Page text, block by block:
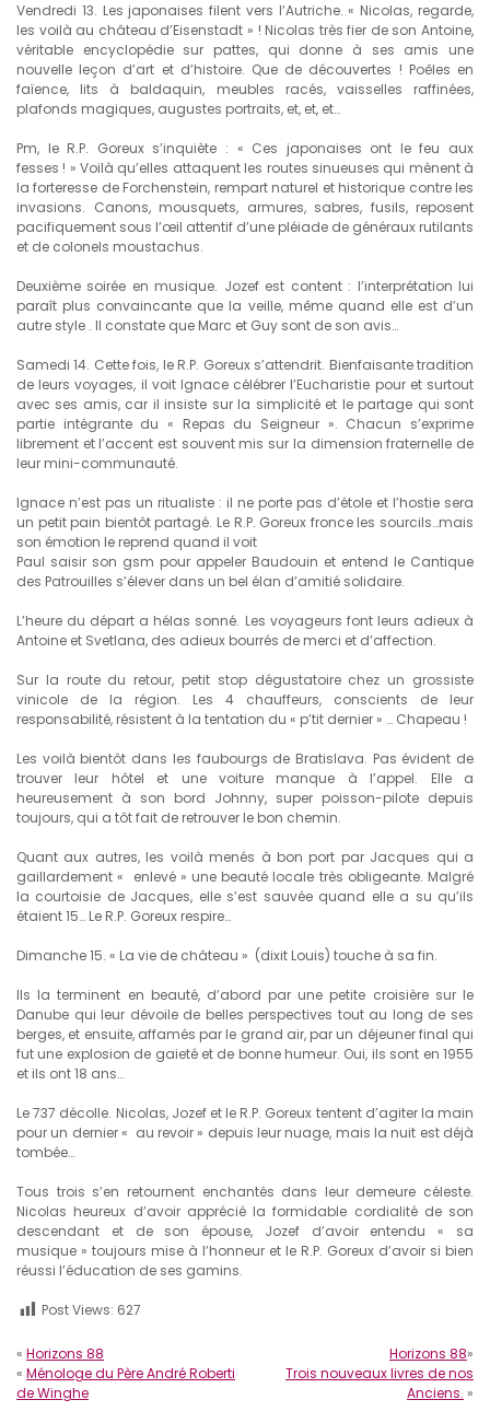
Vendredi 13. Les japonaises filent vers l’Autriche. « Nicolas, regarde,
les voilà au château d’Eisenstadt » ! Nicolas très fier de son Antoine,
véritable encyclopédie sur pattes, qui donne à ses amis une
nouvelle leçon d’art et d’histoire. Que de découvertes ! Poêles en
faïence, lits à baldaquin, meubles racés, vaisselles raffinées,
plafonds magiques, augustes portraits, et, et, et…
Pm, le R.P. Goreux s’inquiète : « Ces japonaises ont le feu aux
fesses ! » Voilà qu’elles attaquent les routes sinueuses qui mènent à
la forteresse de Forchenstein, rempart naturel et historique contre les
invasions. Canons, mousquets, armures, sabres, fusils, reposent
pacifiquement sous l’œil attentif d’une pléiade de généraux rutilants
et de colonels moustachus.
Deuxième soirée en musique. Jozef est content : l’interprétation lui
paraît plus convaincante que la veille, même quand elle est d’un
autre style . Il constate que Marc et Guy sont de son avis…
Samedi 14. Cette fois, le R.P. Goreux s’attendrit. Bienfaisante tradition
de leurs voyages, il voit Ignace célébrer l’Eucharistie pour et surtout
avec ses amis, car il insiste sur la simplicité et le partage qui sont
partie intégrante du « Repas du Seigneur ». Chacun s’exprime
librement et l’accent est souvent mis sur la dimension fraternelle de
leur mini-communauté.
Ignace n’est pas un ritualiste : il ne porte pas d’étole et l’hostie sera
un petit pain bientôt partagé. Le R.P. Goreux fronce les sourcils…mais
son émotion le reprend quand il voit
Paul saisir son gsm pour appeler Baudouin et entend le Cantique
des Patrouilles s’élever dans un bel élan d’amitié solidaire.
L’heure du départ a hélas sonné. Les voyageurs font leurs adieux à
Antoine et Svetlana, des adieux bourrés de merci et d’affection.
Sur la route du retour, petit stop dégustatoire chez un grossiste
vinicole de la région. Les 4 chauffeurs, conscients de leur
responsabilité, résistent à la tentation du « p’tit dernier » … Chapeau !
Les voilà bientôt dans les faubourgs de Bratislava. Pas évident de
trouver leur hôtel et une voiture manque à l’appel. Elle a
heureusement à son bord Johnny, super poisson-pilote depuis
toujours, qui a tôt fait de retrouver le bon chemin.
Quant aux autres, les voilà menés à bon port par Jacques qui a
gaillardement « enlevé » une beauté locale très obligeante. Malgré
la courtoisie de Jacques, elle s’est sauvée quand elle a su qu’ils
étaient 15… Le R.P. Goreux respire…
Dimanche 15. « La vie de château » (dixit Louis) touche à sa fin.
Ils la terminent en beauté, d’abord par une petite croisière sur le
Danube qui leur dévoile de belles perspectives tout au long de ses
berges, et ensuite, affamés par le grand air, par un déjeuner final qui
fut une explosion de gaieté et de bonne humeur. Oui, ils sont en 1955
et ils ont 18 ans…
Le 737 décolle. Nicolas, Jozef et le R.P. Goreux tentent d’agiter la main
pour un dernier « au revoir » depuis leur nuage, mais la nuit est déjà
tombée…
Tous trois s’en retournent enchantés dans leur demeure céleste.
Nicolas heureux d’avoir apprécié la formidable cordialité de son
descendant et de son épouse, Jozef d’avoir entendu « sa
musique » toujours mise à l’honneur et le R.P. Goreux d’avoir si bien
réussi l’éducation de ses gamins.
Post Views: 627
« Horizons 88
« Ménologe du Père André Roberti
de Winghe
Horizons 88»
Trois nouveaux livres de nos
Anciens. »